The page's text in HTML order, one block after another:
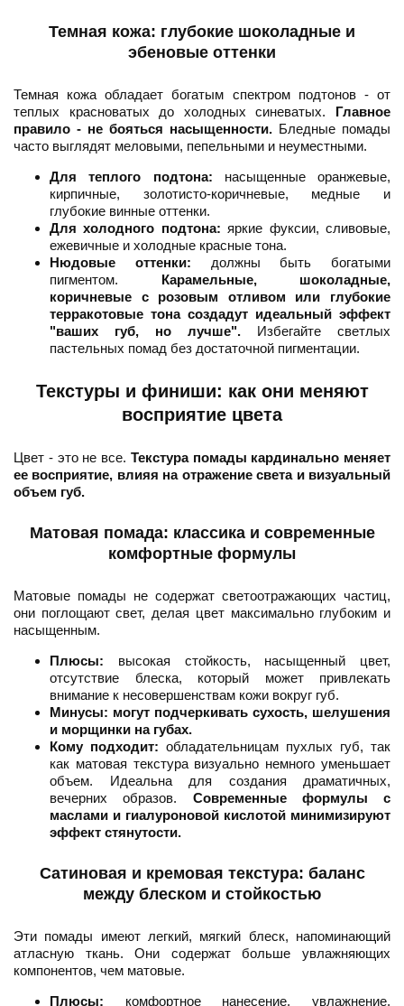
Темная кожа: глубокие шоколадные и
эбеновые оттенки
Темная кожа обладает богатым спектром подтонов - от
теплых красноватых до холодных синеватых. Главное
правило - не бояться насыщенности. Бледные помады
часто выглядят меловыми, пепельными и неуместными.
Для теплого подтона: насыщенные оранжевые,
кирпичные, золотисто-коричневые, медные и
глубокие винные оттенки.
Для холодного подтона: яркие фуксии, сливовые,
ежевичные и холодные красные тона.
Нюдовые оттенки: должны быть богатыми
пигментом. Карамельные, шоколадные,
коричневые с розовым отливом или глубокие
терракотовые тона создадут идеальный эффект
"ваших губ, но лучше". Избегайте светлых
пастельных помад без достаточной пигментации.
Текстуры и финиши: как они меняют
восприятие цвета
Цвет - это не все. Текстура помады кардинально меняет
ее восприятие, влияя на отражение света и визуальный
объем губ.
Матовая помада: классика и современные
комфортные формулы
Матовые помады не содержат светоотражающих частиц,
они поглощают свет, делая цвет максимально глубоким и
насыщенным.
Плюсы: высокая стойкость, насыщенный цвет,
отсутствие блеска, который может привлекать
внимание к несовершенствам кожи вокруг губ.
Минусы: могут подчеркивать сухость, шелушения
и морщинки на губах.
Кому подходит: обладательницам пухлых губ, так
как матовая текстура визуально немного уменьшает
объем. Идеальна для создания драматичных,
вечерних образов. Современные формулы с
маслами и гиалуроновой кислотой минимизируют
эффект стянутости.
Сатиновая и кремовая текстура: баланс
между блеском и стойкостью
Эти помады имеют легкий, мягкий блеск, напоминающий
атласную ткань. Они содержат больше увлажняющих
компонентов, чем матовые.
Плюсы: комфортное нанесение, увлажнение,